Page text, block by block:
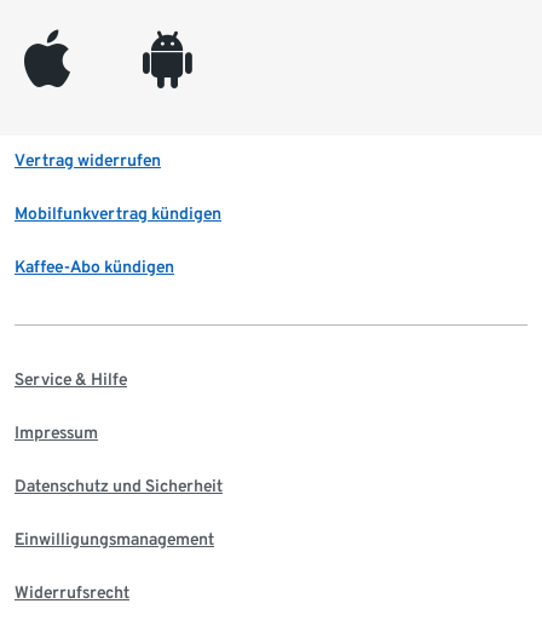
appleinc android
Vertrag widerrufen
Mobilfunkvertrag kündigen
Kaffee-Abo kündigen
Service & Hilfe
Impressum
Datenschutz und Sicherheit
Einwilligungsmanagement
Widerrufsrecht